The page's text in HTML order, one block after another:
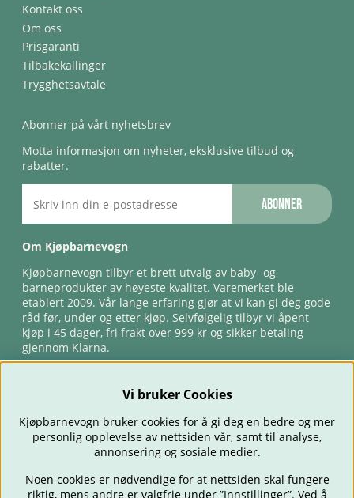
Kontakt oss
Om oss
Prisgaranti
Tilbakekallinger
Trygghetsavtale
Abonner på vårt nyhetsbrev
Motta informasjon om nyheter, eksklusive tilbud og
rabatter.
Abonner
Om Kjøpbarnevogn
Kjøpbarnevogn tilbyr et brett utvalg av baby- og
barneprodukter av høyeste kvalitet. Varemerket ble
etablert 2009. Vår lange erfaring gjør at vi kan gi deg gode
råd før, under og etter kjøp. Selvfølgelig tilbyr vi åpent
kjøp i 45 dager, fri frakt over 999 kr og sikker betaling
gjennom Klarna.
Vi bruker Cookies
Kjøpbarnevogn bruker cookies for å gi deg en bedre og mer
personlig opplevelse av nettsiden vår, samt til analyse,
annonsering og sosiale medier.
Noen cookies er nødvendige for at nettsiden skal fungere
riktig, mens andre er valgfrie under ”Innstillinger”. Ved å